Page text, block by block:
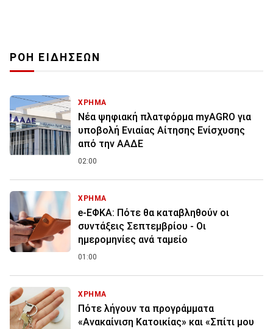
ΡΟΗ ΕΙΔΗΣΕΩΝ
ΧΡΗΜΑ
Νέα ψηφιακή πλατφόρμα myAGRO για
υποβολή Ενιαίας Αίτησης Ενίσχυσης
από την ΑΑΔΕ
02:00
ΧΡΗΜΑ
e-ΕΦΚΑ: Πότε θα καταβληθούν οι
συντάξεις Σεπτεμβρίου - Οι
ημερομηνίες ανά ταμείο
01:00
ΧΡΗΜΑ
Πότε λήγουν τα προγράμματα
«Ανακαίνιση Κατοικίας» και «Σπίτι μου